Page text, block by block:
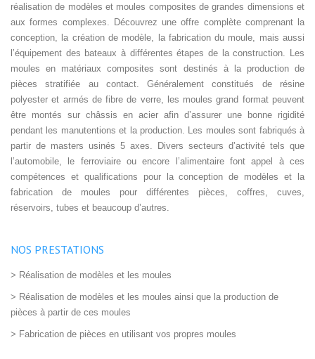
réalisation de modèles et moules composites de grandes dimensions et
aux formes complexes. Découvrez une offre complète comprenant la
conception, la création de modèle, la fabrication du moule, mais aussi
l’équipement des bateaux à différentes étapes de la construction. Les
moules en matériaux composites sont destinés à la production de
pièces stratifiée au contact. Généralement constitués de résine
polyester et armés de fibre de verre, les moules grand format peuvent
être montés sur châssis en acier afin d’assurer une bonne rigidité
pendant les manutentions et la production. Les moules sont fabriqués à
partir de masters usinés 5 axes. Divers secteurs d’activité tels que
l’automobile, le ferroviaire ou encore l’alimentaire font appel à ces
compétences et qualifications pour la conception de modèles et la
fabrication de moules pour différentes pièces, coffres, cuves,
réservoirs, tubes et beaucoup d’autres.
NOS PRESTATIONS
> Réalisation de modèles et les moules
> Réalisation de modèles et les moules ainsi que la production de
pièces à partir de ces moules
> Fabrication de pièces en utilisant vos propres moules